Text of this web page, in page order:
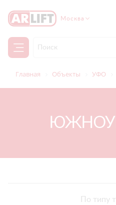
Москва
Главная Объекты УФО
По типу